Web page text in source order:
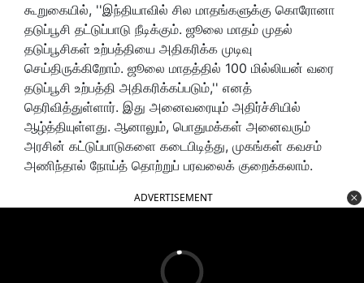
கூறுகையில், ''இந்தியாவில் சில மாதங்களுக்கு கொரோனா
தடுப்பூசி தட்டுப்பாடு நீடிக்கும். ஜூலை மாதம் முதல்
தடுப்பூசிகள் உற்பத்தியை அதிகரிக்க முடிவு
செய்திருக்கிறோம். ஜூலை மாதத்தில் 100 மில்லியன் வரை
தடுப்பூசி உற்பத்தி அதிகரிக்கப்படும்,'' எனத்
தெரிவித்துள்ளார். இது அனைவரையும் அதிர்ச்சியில்
ஆழ்த்தியுள்ளது. ஆனாலும், பொதுமக்கள் அனைவரும்
அரசின் கட்டுப்பாடுகளை கடைபிடித்து, முகங்கள் கவசம்
அணிந்தால் நோய்த் தொற்றுப் பரவலைக் குறைக்கலாம்.
ADVERTISEMENT